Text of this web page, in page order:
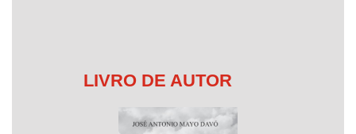
LIVRO DE AUTOR